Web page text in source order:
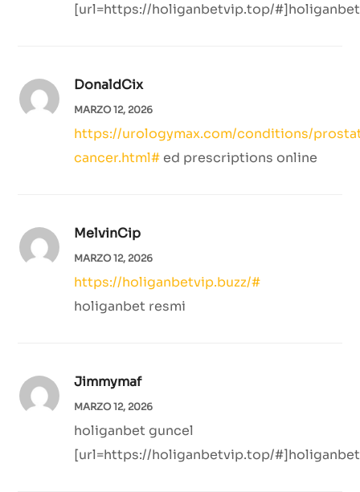
[url=https://holiganbetvip.top/
DonaldCix
MARZO 12, 2026
https://urologymax.com/conditions/
cancer.html# ed prescriptions online
MelvinCip
MARZO 12, 2026
https://holiganbetvip.buzz/#
holiganbet resmi
Jimmymaf
MARZO 12, 2026
holiganbet guncel
[url=https://holiganbetvip.top/